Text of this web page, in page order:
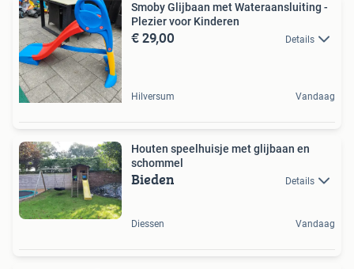
Smoby Glijbaan met Wateraansluiting -
Plezier voor Kinderen
€ 29,00 Details
Hilversum Vandaag
Houten speelhuisje met glijbaan en
schommel
Bieden Details
Diessen Vandaag